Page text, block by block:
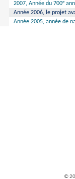
2007, Année du 700e
Année 2006, le projet
Année 2005, année de
©